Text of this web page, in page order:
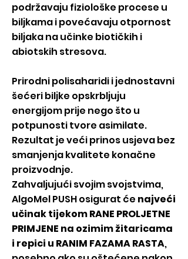
podržavaju fiziološke procese u
biljkama i povećavaju otpornost
biljaka na učinke biotičkih i
abiotskih stresova.
Prirodni polisaharidi i jednostavni
šećeri biljke opskrbljuju
energijom prije nego što u
potpunosti tvore asimilate.
Rezultat je veći prinos usjeva bez
smanjenja kvalitete konačne
proizvodnje.
Zahvaljujući svojim svojstvima,
AlgoMel PUSH osigurat će najveći
učinak tijekom RANE PROLJETNE
PRIMJENE na ozimim žitaricama
i repici u RANIM FAZAMA RASTA,